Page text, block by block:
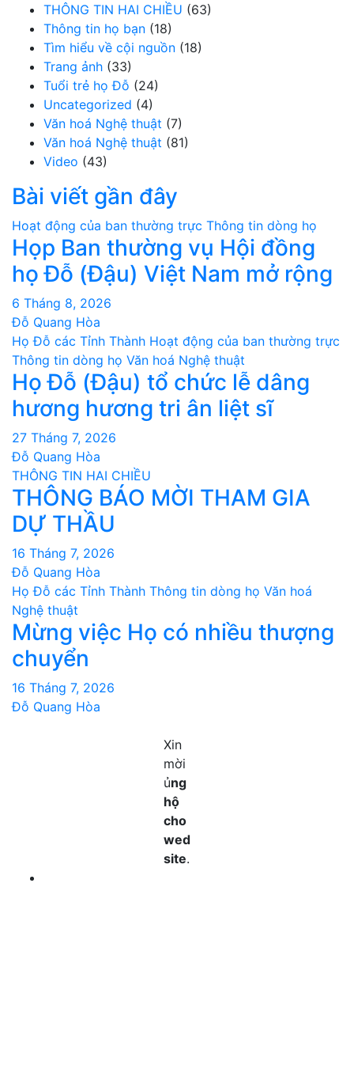
THÔNG TIN HAI CHIỀU (63)
Thông tin họ bạn (18)
Tìm hiểu về cội nguồn (18)
Trang ảnh (33)
Tuổi trẻ họ Đỗ (24)
Uncategorized (4)
Văn hoá Nghệ thuật (7)
Văn hoá Nghệ thuật (81)
Video (43)
Bài viết gần đây
Hoạt động của ban thường trực Thông tin dòng họ
Họp Ban thường vụ Hội đồng
họ Đỗ (Đậu) Việt Nam mở rộng
6 Tháng 8, 2026
Đỗ Quang Hòa
Họ Đỗ các Tỉnh Thành Hoạt động của ban thường trực
Thông tin dòng họ Văn hoá Nghệ thuật
Họ Đỗ (Đậu) tổ chức lễ dâng
hương hương tri ân liệt sĩ
27 Tháng 7, 2026
Đỗ Quang Hòa
THÔNG TIN HAI CHIỀU
THÔNG BÁO MỜI THAM GIA
DỰ THẦU
16 Tháng 7, 2026
Đỗ Quang Hòa
Họ Đỗ các Tỉnh Thành Thông tin dòng họ Văn hoá
Nghệ thuật
Mừng việc Họ có nhiều thượng
chuyển
16 Tháng 7, 2026
Đỗ Quang Hòa
Xin
mời
ủng
hộ
cho
wed
site.